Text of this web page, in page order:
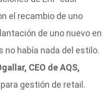
el recambio de uno
de uno nuevo en
no había nada del estilo.
CEO de AQS,
gestión de retail.